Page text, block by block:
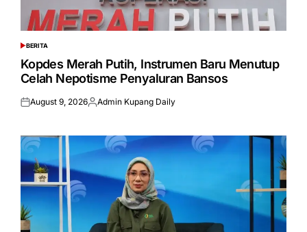
POSTED
IN
BERITA
Kopdes Merah Putih, Instrumen Baru Menutup
Celah Nepotisme Penyaluran Bansos
Posted
August 9, 2026Posted
Admin Kupang Daily